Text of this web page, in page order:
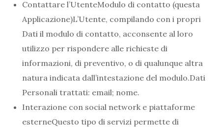
Contattare l’UtenteModulo di contatto (questa
Applicazione)L’Utente, compilando con i propri
Dati il modulo di contatto, acconsente al loro
utilizzo per rispondere alle richieste di
informazioni, di preventivo, o di qualunque altra
natura indicata dall’intestazione del modulo.Dati
Personali trattati: email; nome.
Interazione con social network e piattaforme
esterneQuesto tipo di servizi permette di